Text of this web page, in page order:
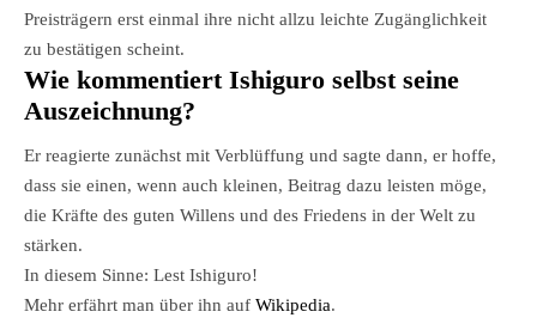
Preisträgern erst einmal ihre nicht allzu leichte Zugänglichkeit
zu bestätigen scheint.
Wie kommentiert Ishiguro selbst seine
Auszeichnung?
Er reagierte zunächst mit Verblüffung und sagte dann, er hoffe,
dass sie einen, wenn auch kleinen, Beitrag dazu leisten möge,
die Kräfte des guten Willens und des Friedens in der Welt zu
stärken.
In diesem Sinne: Lest Ishiguro!
Mehr erfährt man über ihn auf Wikipedia.